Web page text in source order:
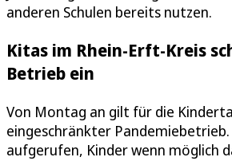
anderen Schulen bereits nutzen.
Kitas im Rhein-Erft-Kreis
Betrieb ein
Von Montag an gilt für die
eingeschränkter Pandemiebetrieb.
aufgerufen, Kinder wenn möglich